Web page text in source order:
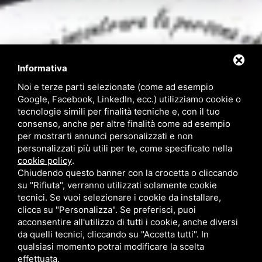
Informativa
Noi e terze parti selezionate (come ad esempio
Google, Facebook, LinkedIn, ecc.) utilizziamo cookie o
tecnologie simili per finalità tecniche e, con il tuo
consenso, anche per altre finalità come ad esempio
per mostrarti annunci personalizzati e non
personalizzati più utili per te, come specificato nella
cookie policy.
Chiudendo questo banner con la crocetta o cliccando
su "Rifiuta", verranno utilizzati solamente cookie
tecnici. Se vuoi selezionare i cookie da installare,
clicca su "Personalizza". Se preferisci, puoi
acconsentire all'utilizzo di tutti i cookie, anche diversi
da quelli tecnici, cliccando su "Accetta tutti". In
qualsiasi momento potrai modificare la scelta
effettuata.
Contattaci
Via Quinto Bucci, 205, 47521 Cesena (FC)
+39 0543 31536
+39 320 6635083
info@amiciziaeamore.it
Links
Chi siamo
Crea il tuo profilo
Franchising
Annunci
Blog
Contatti
Follow Us